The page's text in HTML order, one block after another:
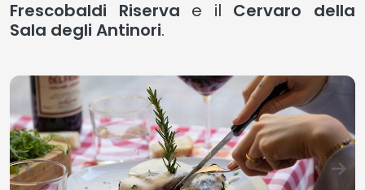
Frescobaldi Riserva e il Cervaro della
Sala degli Antinori.